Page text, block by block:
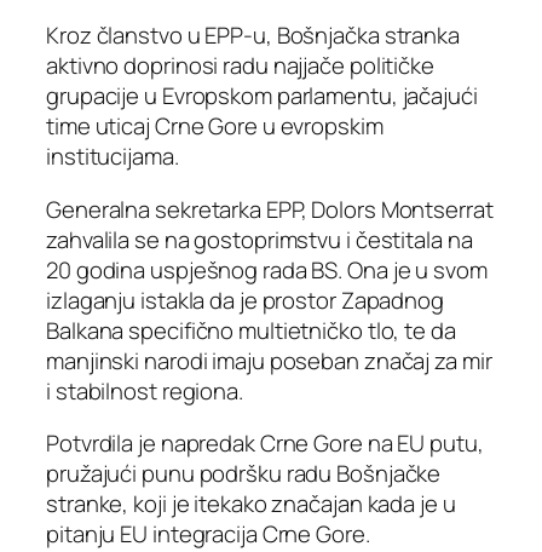
Kroz članstvo u EPP-u, Bošnjačka stranka
aktivno doprinosi radu najjače političke
grupacije u Evropskom parlamentu, jačajući
time uticaj Crne Gore u evropskim
institucijama.
Generalna sekretarka EPP, Dolors Montserrat
zahvalila se na gostoprimstvu i čestitala na
20 godina uspješnog rada BS. Ona je u svom
izlaganju istakla da je prostor Zapadnog
Balkana specifično multietničko tlo, te da
manjinski narodi imaju poseban značaj za mir
i stabilnost regiona.
Potvrdila je napredak Crne Gore na EU putu,
pružajući punu podršku radu Bošnjačke
stranke, koji je itekako značajan kada je u
pitanju EU integracija Crne Gore.